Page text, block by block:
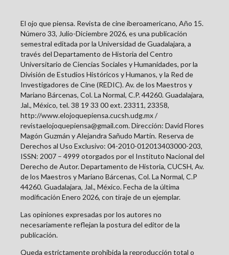
El ojo que piensa. Revista de cine iberoamericano, Año 15.
Número 33, Julio-Diciembre 2026, es una publicación
semestral editada por la Universidad de Guadalajara, a
través del Departamento de Historia del Centro
Universitario de Ciencias Sociales y Humanidades, por la
División de Estudios Históricos y Humanos, y la Red de
Investigadores de Cine (REDIC). Av. de los Maestros y
Mariano Bárcenas, Col. La Normal, C.P. 44260. Guadalajara,
Jal., México, tel. 38 19 33 00 ext. 23311, 23358,
http://www.elojoquepiensa.cucsh.udg.mx /
revistaelojoquepiensa@gmail.com. Dirección: David Flores
Magón Guzmán y Alejandra Sañudo Martín. Reserva de
Derechos al Uso Exclusivo: 04-2010-012013403000-203,
ISSN: 2007 – 4999 otorgados por el Instituto Nacional del
Derecho de Autor. Departamento de Historia, CUCSH, Av.
de los Maestros y Mariano Bárcenas, Col. La Normal, C.P
44260. Guadalajara, Jal., México. Fecha de la última
modificación Enero 2026, con tiraje de un ejemplar.
Las opiniones expresadas por los autores no
necesariamente reflejan la postura del editor de la
publicación.
Queda estrictamente prohibida la reproducción total o